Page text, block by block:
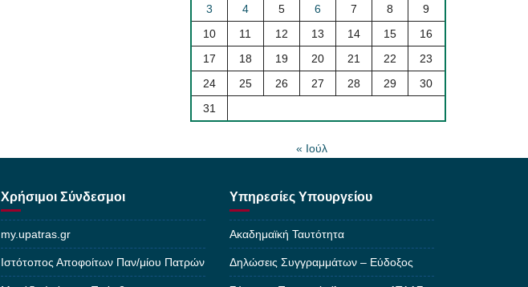
3
4 5 6 7 8
9
10
11 12 13 14 15
16
17
18 19 20 21 22
23
24
25 26 27 28 29
30
31
« Ιούλ
Χρήσιμοι Σύνδεσμοι
my.upatras.gr
Ιστότοπος Αποφοίτων Παν/μίου Πατρών
Υπηρεσίες Υπουργείου
Ακαδημαϊκή Ταυτότητα
Δηλώσεις Συγγραμμάτων – Εύδοξος